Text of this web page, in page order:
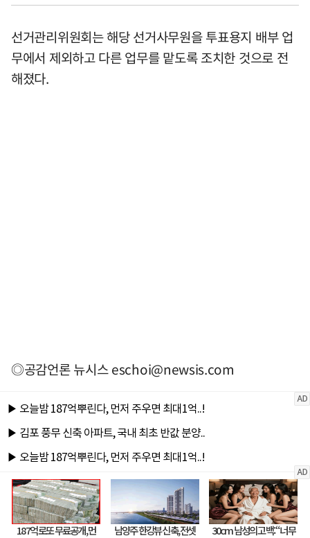
선거관리위원회는 해당 선거사무원을 투표용지 배부 업
무에서 제외하고 다른 업무를 맡도록 조치한 것으로 전
해졌다.
◎공감언론 뉴시스eschoi@newsis.com